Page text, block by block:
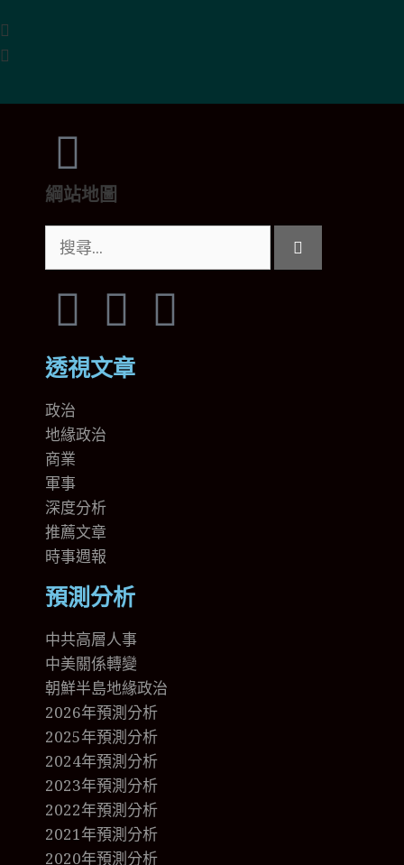
綱站地圖
透視文章
政治
地緣政治
商業
軍事
深度分析
推薦文章
時事週報
預測分析
中共高層人事
中美關係轉變
朝鮮半島地緣政治
2026年預測分析
2025年預測分析
2024年預測分析
2023年預測分析
2022年預測分析
2021年預測分析
2020年預測分析